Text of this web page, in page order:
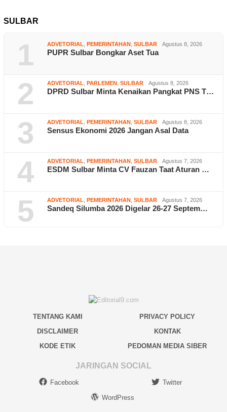
SULBAR
1 ADVETORIAL PEMERINTAHAN SULBAR Agustus 8, 2026
PUPR Sulbar Bongkar Aset Tua
2 ADVETORIAL PARLEMEN SULBAR Agustus 8, 2026
DPRD Sulbar Minta Kenaikan Pangkat PNS T…
3 ADVETORIAL PEMERINTAHAN SULBAR Agustus 8, 2026
Sensus Ekonomi 2026 Jangan Asal Data
4 ADVETORIAL PEMERINTAHAN SULBAR Agustus 7, 2026
ESDM Sulbar Minta CV Fauzan Taat Aturan …
5 ADVETORIAL PEMERINTAHAN SULBAR Agustus 7, 2026
Sandeq Silumba 2026 Digelar 26-27 Septem…
TENTANG KAMI
PRIVACY POLICY
DISCLAIMER
KONTAK
KODE ETIK
PEDOMAN MEDIA SIBER
JARINGAN SOCIAL
Facebook
Twitter
WordPress